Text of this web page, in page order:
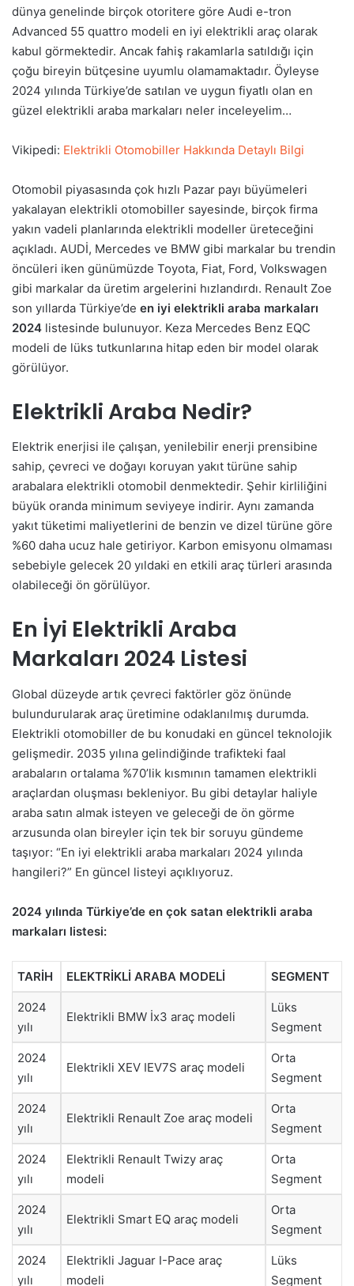
dünya genelinde birçok otoritere göre Audi e-tron
Advanced 55 quattro modeli en iyi elektrikli araç olarak
kabul görmektedir. Ancak fahiş rakamlarla satıldığı için
çoğu bireyin bütçesine uyumlu olamamaktadır. Öyleyse
2024 yılında Türkiye’de satılan ve uygun fiyatlı olan en
güzel elektrikli araba markaları neler inceleyelim…
Vikipedi: Elektrikli Otomobiller Hakkında Detaylı Bilgi
Otomobil piyasasında çok hızlı Pazar payı büyümeleri
yakalayan elektrikli otomobiller sayesinde, birçok firma
yakın vadeli planlarında elektrikli modeller üreteceğini
açıkladı. AUDİ, Mercedes ve BMW gibi markalar bu trendin
öncüleri iken günümüzde Toyota, Fiat, Ford, Volkswagen
gibi markalar da üretim argelerini hızlandırdı. Renault Zoe
son yıllarda Türkiye’de en iyi elektrikli araba markaları
2024 listesinde bulunuyor. Keza Mercedes Benz EQC
modeli de lüks tutkunlarına hitap eden bir model olarak
görülüyor.
Elektrikli Araba Nedir?
Elektrik enerjisi ile çalışan, yenilebilir enerji prensibine
sahip, çevreci ve doğayı koruyan yakıt türüne sahip
arabalara elektrikli otomobil denmektedir. Şehir kirliliğini
büyük oranda minimum seviyeye indirir. Aynı zamanda
yakıt tüketimi maliyetlerini de benzin ve dizel türüne göre
%60 daha ucuz hale getiriyor. Karbon emisyonu olmaması
sebebiyle gelecek 20 yıldaki en etkili araç türleri arasında
olabileceği ön görülüyor.
En İyi Elektrikli Araba
Markaları 2024 Listesi
Global düzeyde artık çevreci faktörler göz önünde
bulundurularak araç üretimine odaklanılmış durumda.
Elektrikli otomobiller de bu konudaki en güncel teknolojik
gelişmedir. 2035 yılına gelindiğinde trafikteki faal
arabaların ortalama %70’lik kısmının tamamen elektrikli
araçlardan oluşması bekleniyor. Bu gibi detaylar haliyle
araba satın almak isteyen ve geleceği de ön görme
arzusunda olan bireyler için tek bir soruyu gündeme
taşıyor: “En iyi elektrikli araba markaları 2024 yılında
hangileri?” En güncel listeyi açıklıyoruz.
2024 yılında Türkiye’de en çok satan elektrikli araba
markaları listesi:
TARİH ELEKTRİKLİ ARABA MODELİ SEGMENT
2024
yılı
Elektrikli BMW İx3 araç modeli
Lüks
Segment
2024
yılı
Elektrikli XEV IEV7S araç modeli
Orta
Segment
2024
yılı
Elektrikli Renault Zoe araç modeli
Orta
Segment
2024
yılı
Elektrikli Renault Twizy araç
modeli
Orta
Segment
2024
yılı
Elektrikli Smart EQ araç modeli
Orta
Segment
2024
yılı
Elektrikli Jaguar I-Pace araç
modeli
Lüks
Segment